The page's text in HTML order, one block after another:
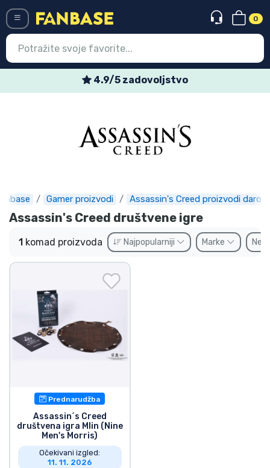
0
4.9/5 zadovoljstvo
Gamer proizvodi Assassin's Creed proizvodi darovi
Assassin's Creed društvene igre
1 komad proizvoda Najpopularniji Marke Ne
Prednarudžba
Assassin´s Creed
društvena igra Mlin (Nine
Men's Morris)
Očekivani izgled:
11. 11. 2026
Najnovije proizvodi
Ekspresna dostava
Prednarudžbe
Outlet proizvodi
Dostava i plaćanje
TV serija proizvodi
Film proizvodi
Anime proizvodi
Gamer proizvodi